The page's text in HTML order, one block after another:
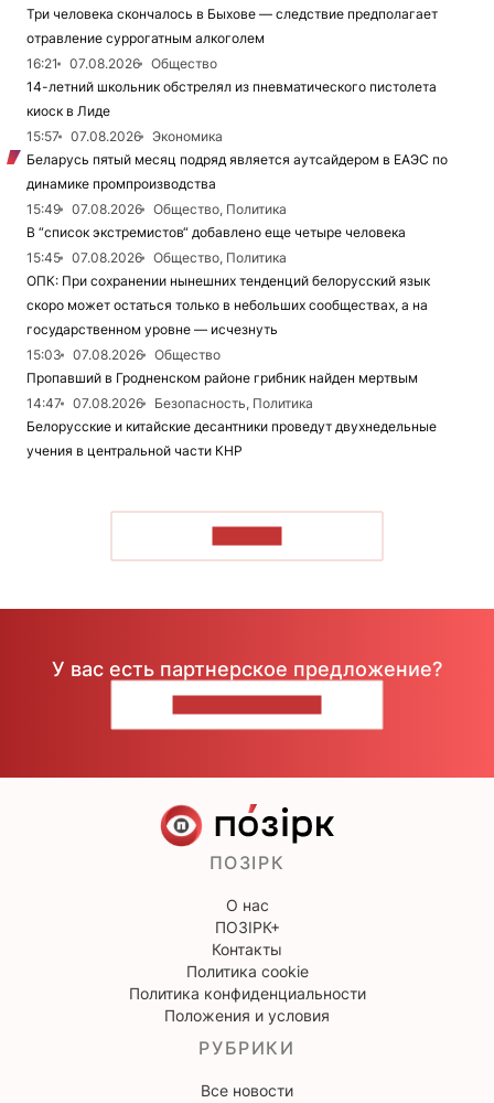
Три человека скончалось в Быхове — следствие предполагает
отравление суррогатным алкоголем
16:21
07.08.2026
Общество
14-летний школьник обстрелял из пневматического пистолета
киоск в Лиде
15:57
07.08.2026
Экономика
Беларусь пятый месяц подряд является аутсайдером в ЕАЭС по
динамике промпроизводства
15:49
07.08.2026
Общество, Политика
В “список экстремистов“ добавлено еще четыре человека
15:45
07.08.2026
Общество, Политика
ОПК: При сохранении нынешних тенденций белорусский язык
скоро может остаться только в небольших сообществах, а на
государственном уровне — исчезнуть
15:03
07.08.2026
Общество
Пропавший в Гродненском районе грибник найден мертвым
14:47
07.08.2026
Безопасность, Политика
Белорусские и китайские десантники проведут двухнедельные
учения в центральной части КНР
У вас есть партнерское предложение?
ПОЗІРК
О нас
ПОЗІРК+
Контакты
Политика cookie
Политика конфиденциальности
Положения и условия
РУБРИКИ
Все новости